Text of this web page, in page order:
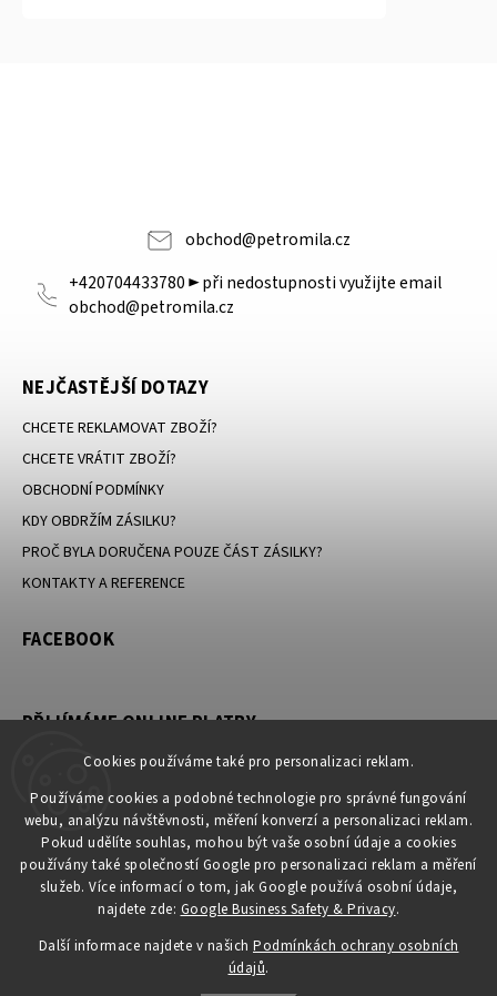
Cookies používáme také pro personalizaci reklam.
Používáme cookies a podobné technologie pro správné fungování
webu, analýzu návštěvnosti, měření konverzí a personalizaci reklam.
Pokud udělíte souhlas, mohou být vaše osobní údaje a cookies
používány také společností Google pro personalizaci reklam a měření
služeb. Více informací o tom, jak Google používá osobní údaje,
najdete zde: Google Business Safety & Privacy.
Další informace najdete v našich Podmínkách ochrany osobních
údajů.
obchod@petromila.cz
+420704433780 ► při nedostupnosti využijte email
obchod@petromila.cz
NEJČASTĚJŠÍ DOTAZY
CHCETE REKLAMOVAT ZBOŽÍ?
CHCETE VRÁTIT ZBOŽÍ?
OBCHODNÍ PODMÍNKY
KDY OBDRŽÍM ZÁSILKU?
PROČ BYLA DORUČENA POUZE ČÁST ZÁSILKY?
KONTAKTY A REFERENCE
FACEBOOK
PŘIJÍMÁME ONLINE PLATBY
KONTAKT
obchod @petromila.cz
+420704433780 ► při nedostupnosti využijte email